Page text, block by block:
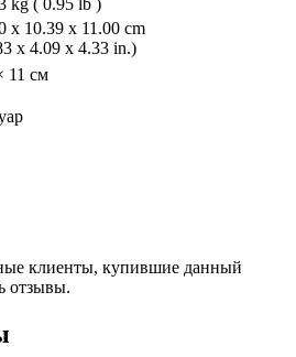
x 10.39 x 11.00 cm
x 4.09 x 4.33 in.)
11 см
клиенты, купившие данный
отзывы.